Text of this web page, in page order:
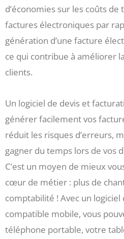
d’économies sur les coûts
factures électroniques par
génération d’une facture
ce qui contribue à améliorer
clients.
Un logiciel de devis et
générer facilement vos
réduit les risques d’erreurs,
gagner du temps lors de vos
C’est un moyen de mieux
cœur de métier : plus de
comptabilité ! Avec un
compatible mobile, vous
téléphone portable, votre